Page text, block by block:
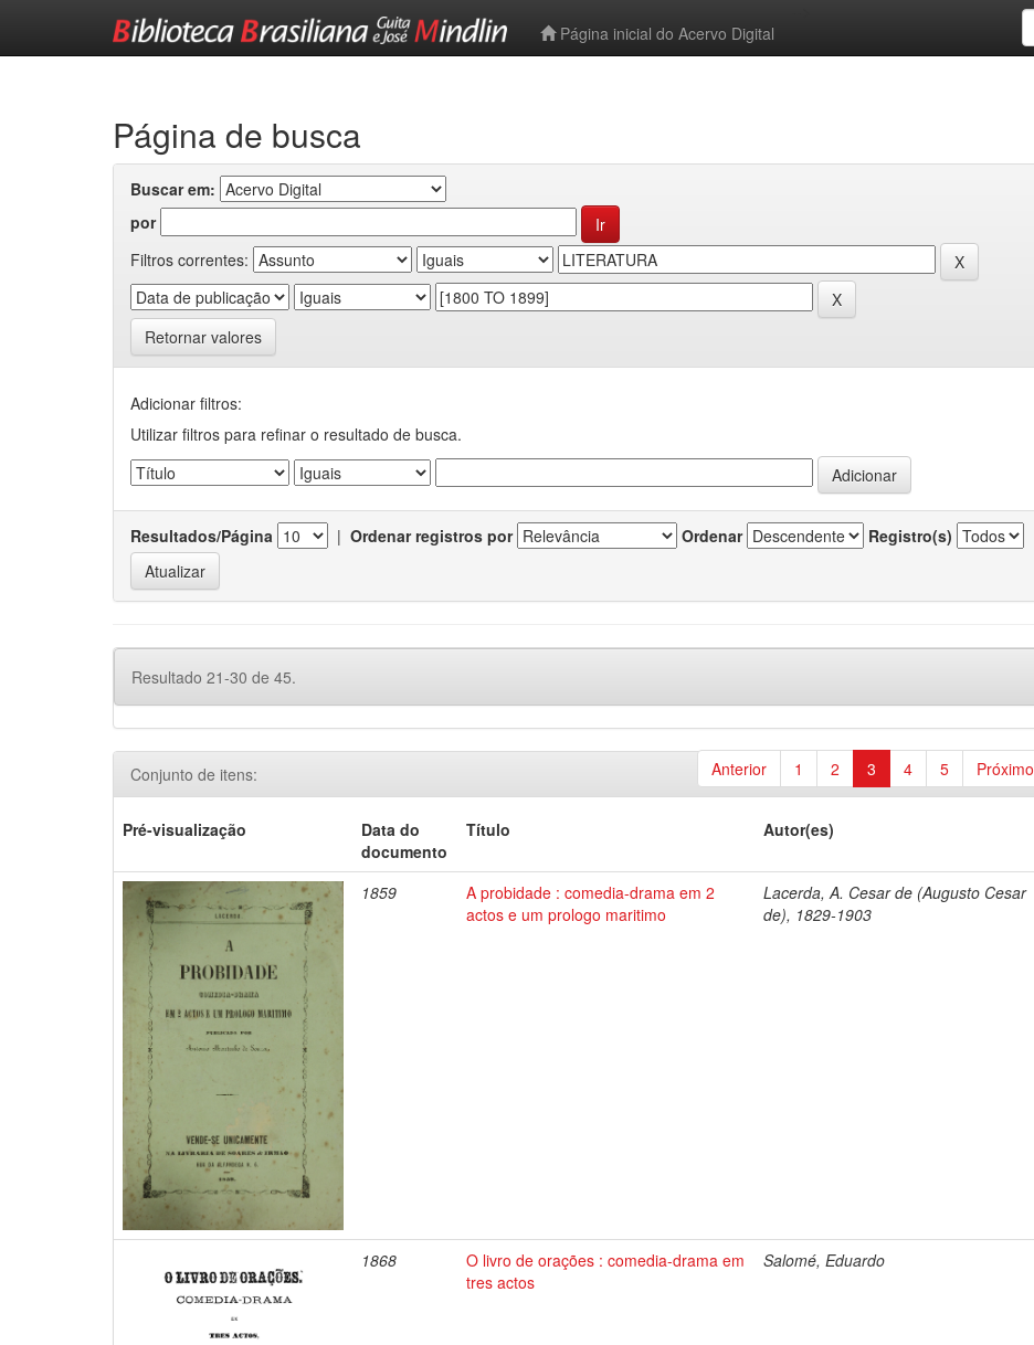
Página inicial do Acervo Digital
Página de busca
Buscar em:
por
Filtros correntes:
Retornar valores
Adicionar filtros:
Utilizar filtros para refinar o resultado de busca.
Resultados/Página | Ordenar registros por Ordenar Registro(s)
Resultado 21-30 de 45.
Anterior 1 2 3 4 5 Próximo
Conjunto de itens:
Pré-visualização
Data do
documento
Título Autor(es)
1859
A probidade : comedia-drama em 2
actos e um prologo maritimo
Lacerda, A. Cesar de (Augusto Cesar
de), 1829-1903
1868
O livro de orações : comedia-drama em
tres actos
Salomé, Eduardo